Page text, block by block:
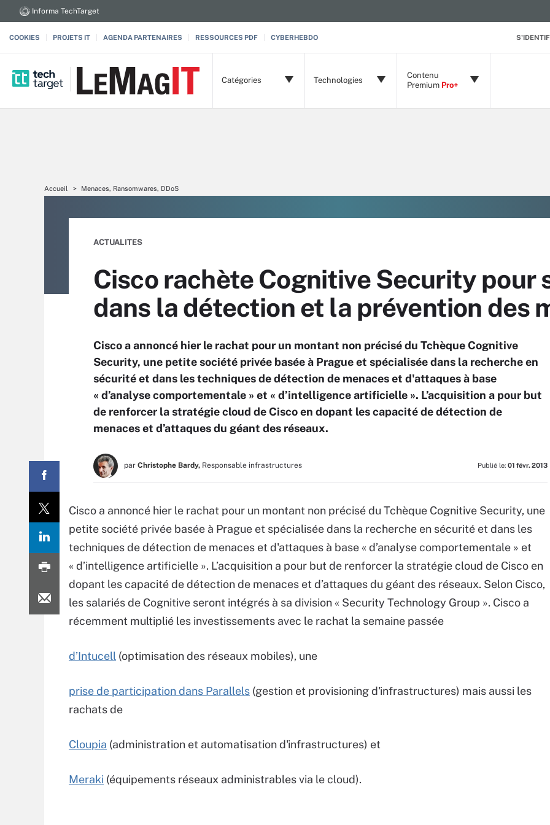
Informa TechTarget
COOKIES PROJETS IT AGENDA PARTENAIRES RESSOURCES PDF CYBERHEBDO
Catégories Technologies
Contenu
Premium Pro+
Accueil Menaces, Ransomwares, DDoS
ACTUALITES
Cisco rachète Cognitive Security pour
dans la détection et la prévention des
Cisco a annoncé hier le rachat pour un montant non précisé du Tchèque Cognitive
Security, une petite société privée basée à Prague et spécialisée dans la recherche en
sécurité et dans les techniques de détection de menaces et d'attaques à base
« d’analyse comportementale » et « d’intelligence artificielle ». L’acquisition a pour but
de renforcer la stratégie cloud de Cisco en dopant les capacité de détection de
menaces et d’attaques du géant des réseaux.
par Christophe Bardy, Responsable infrastructures Publié le: 01 févr. 2013
Cisco a annoncé hier le rachat pour un montant non précisé du Tchèque Cognitive Security, une
petite société privée basée à Prague et spécialisée dans la recherche en sécurité et dans les
techniques de détection de menaces et d'attaques à base « d’analyse comportementale » et
« d’intelligence artificielle ». L’acquisition a pour but de renforcer la stratégie cloud de Cisco en
dopant les capacité de détection de menaces et d’attaques du géant des réseaux. Selon Cisco,
les salariés de Cognitive seront intégrés à sa division « Security Technology Group ». Cisco a
récemment multiplié les investissements avec le rachat la semaine passée
d’Intucell (optimisation des réseaux mobiles), une
prise de participation dans Parallels (gestion et provisioning d'infrastructures) mais aussi les
rachats de
Cloupia (administration et automatisation d'infrastructures) et
Meraki (équipements réseaux administrables via le cloud).